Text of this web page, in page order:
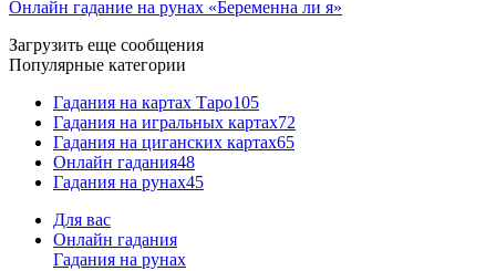
Онлайн гадание на рунах «Беременна ли я»
Загрузить еще сообщения
Популярные категории
Гадания на картах Таро105
Гадания на игральных картах72
Гадания на циганских картах65
Онлайн гадания48
Гадания на рунах45
Для вас
Онлайн гадания
Гадания на рунах